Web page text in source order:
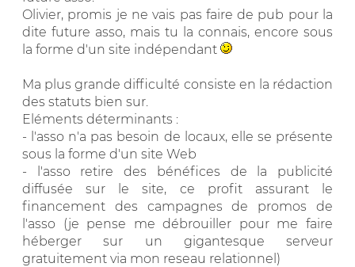
Olivier, promis je ne vais pas faire de pub pour la
dite future asso, mais tu la connais, encore sous
la forme d'un site indépendant
Ma plus grande difficulté consiste en la rédaction
des statuts bien sur.
Eléments déterminants :
- l'asso n'a pas besoin de locaux, elle se présente
sous la forme d'un site Web
- l'asso retire des bénéfices de la publicité
diffusée sur le site, ce profit assurant le
financement des campagnes de promos de
l'asso (je pense me débrouiller pour me faire
héberger sur un gigantesque serveur
gratuitement via mon reseau relationnel)